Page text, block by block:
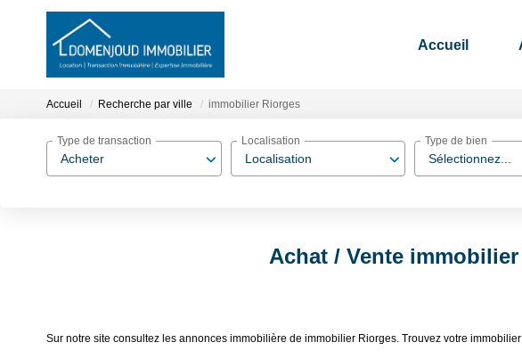
Accueil
Accueil Recherche par ville immobilier Riorges
Acheter
Type de transaction
Localisation
Localisation
Sélectionnez...
Type de bien
Achat / Vente
Sur notre site consultez les annonces immobilière de immobilier Riorges. Trouvez votre